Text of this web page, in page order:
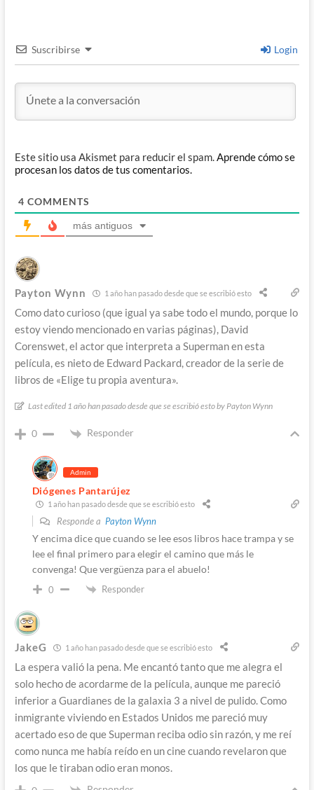
Suscribirse Login
Este sitio usa Akismet para reducir el spam.Aprende cómo se
procesan los datos de tus comentarios.
4 COMMENTS
más antiguos
Payton Wynn 1 año han pasado desde que se escribió esto
Como dato curioso (que igual ya sabe todo el mundo, porque lo
estoy viendo mencionado en varias páginas), David
Corenswet, el actor que interpreta a Superman en esta
película, es nieto de Edward Packard, creador de la serie de
libros de «Elige tu propia aventura».
Last edited 1 año han pasado desde que se escribió esto by Payton Wynn
0 Responder
Admin
Diógenes Pantarújez
1 año han pasado desde que se escribió esto
Responde a Payton Wynn
Y encima dice que cuando se lee esos libros hace trampa y se
lee el final primero para elegir el camino que más le
convenga! Que vergüenza para el abuelo!
0 Responder
JakeG 1 año han pasado desde que se escribió esto
La espera valió la pena. Me encantó tanto que me alegra el
solo hecho de acordarme de la película, aunque me pareció
inferior a Guardianes de la galaxia 3 a nivel de pulido. Como
inmigrante viviendo en Estados Unidos me pareció muy
acertado eso de que Superman reciba odio sin razón, y me reí
como nunca me había reído en un cine cuando revelaron que
los que le tiraban odio eran monos.